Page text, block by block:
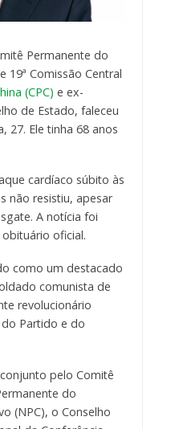
Permanente do
19ª Comissão Central
(CPC) e ex-
de Estado, faleceu
27. Ele tinha 68 anos
cardíaco súbito às
não resistiu, apesar
A notícia foi
oficial.
como um destacado
comunista de
revolucionário
Partido e do
pelo Comitê
do
(NPC), o Conselho